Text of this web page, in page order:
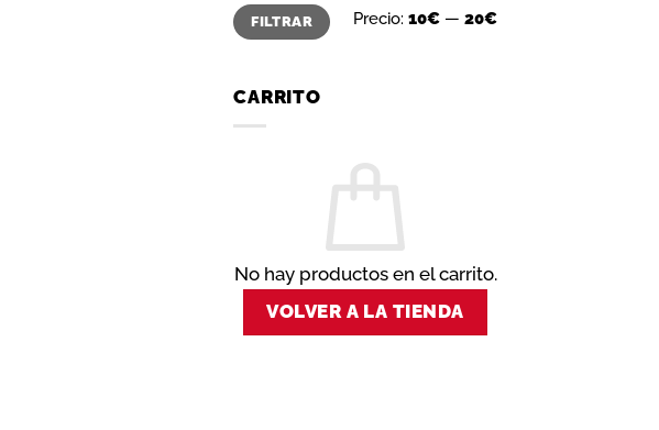
Precio
mínimo
Precio
máximo
FILTRAR Precio: 10€ — 20€
CARRITO
No hay productos en el carrito.
VOLVER A LA TIENDA